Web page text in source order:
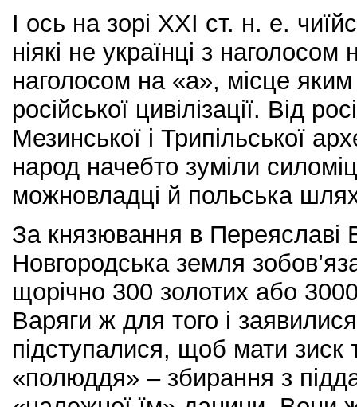
І ось на зорі ХХІ ст. н. е.
ніякі не українці з
наголосом на «а», місце
російської цивілізації. Від
Мезинської і Трипільської
народ начебто зуміли
можновладці й польська
За князювання в
Новгородська земля
щорічно 300 золотих або
Варяги ж для того і
підступалися, щоб мати зиск
«полюддя» – збирання з